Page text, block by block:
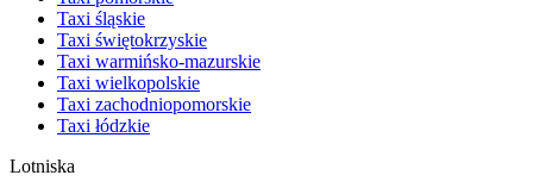
Taxi śląskie
Taxi świętokrzyskie
Taxi warmińsko-mazurskie
Taxi wielkopolskie
Taxi zachodniopomorskie
Taxi łódzkie
Lotniska